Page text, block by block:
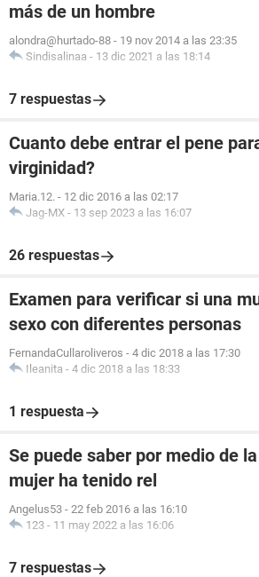
más de un hombre
alondra@hurtado-88 - 19 nov 2014 a las 23:35
Sindisalinaa - 13 dic 2021 a las 18:14
7 respuestas
Cuanto debe entrar el pene
virginidad?
Maria.12. - 12 dic 2016 a las 02:17
Jag-MX - 13 sep 2023 a las 16:07
26 respuestas
Examen para verificar si una
sexo con diferentes personas
FernandaCullaroliveros - 4 dic 2018 a las 17:30
Ileanita - 4 dic 2018 a las 18:33
1 respuesta
Se puede saber por medio de
mujer ha tenido rel
Angelus53 - 22 feb 2016 a las 16:10
123 - 11 may 2022 a las 16:06
7 respuestas